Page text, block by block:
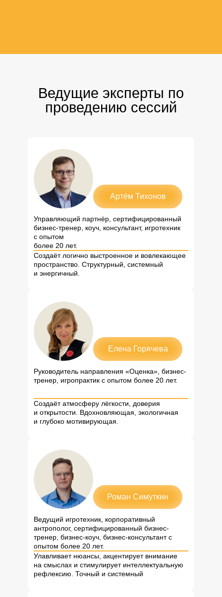
Ведущие эксперты по
проведению сессий
Артём Тихонов
Управляющий партнёр, сертифицированный
бизнес-тренер, коуч, консультант, игротехник
с опытом
более 20 лет.
Создаёт логично выстроенное и вовлекающее
пространство. Структурный, системный
и энергичный.
Елена Горячева
Руководитель направления «Оценка», бизнес-
тренер, игропрактик с опытом более 20 лет.
Создаёт атмосферу лёгкости, доверия
и открытости. Вдохновляющая, экологичная
и глубоко мотивирующая.
Роман Симуткин
Ведущий игротехник, корпоративный
антрополог, сертифицированный бизнес-
тренер, бизнес-коуч, бизнес-консультант с
опытом более 20 лет.
Улавливает нюансы, акцентирует внимание
на смыслах и стимулирует интеллектуальную
рефлексию. Точный и системный